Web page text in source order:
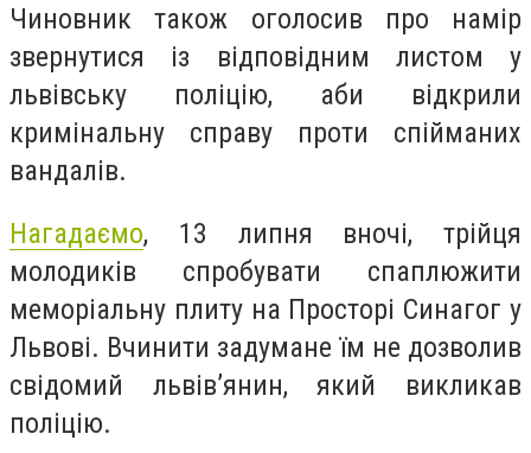
Чиновник також оголосив про намір
звернутися із відповідним листом у
львівську поліцію, аби відкрили
кримінальну справу проти спійманих
вандалів.
Нагадаємо, 13 липня вночі, трійця
молодиків спробувати спаплюжити
меморіальну плиту на Просторі Синагог у
Львові. Вчинити задумане їм не дозволив
свідомий львів’янин, який викликав
поліцію.